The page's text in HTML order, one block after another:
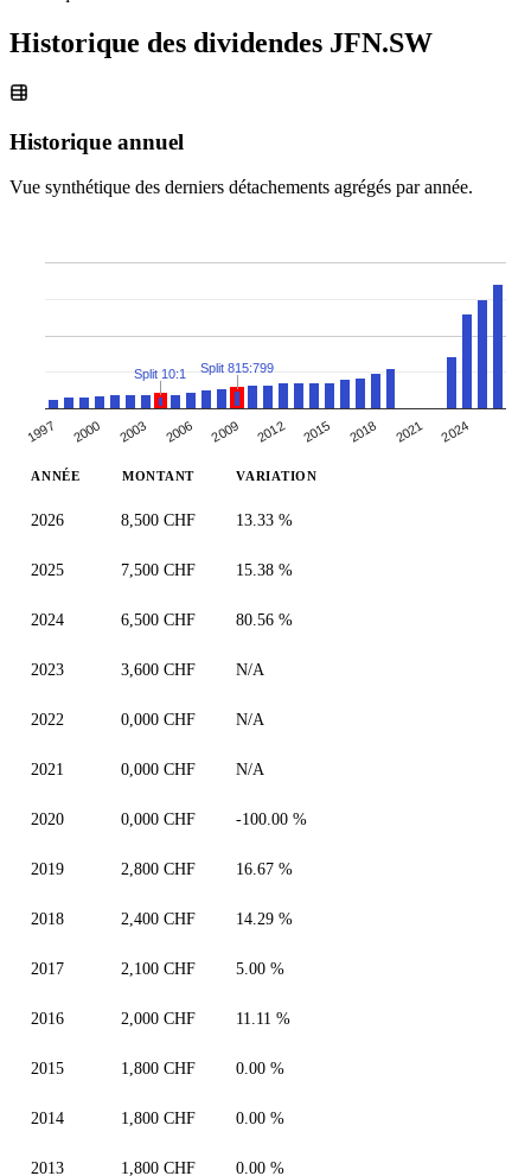
Historique des dividendes JFN.SW
Historique annuel
Vue synthétique des derniers détachements agrégés par année.
1997 2000 2003 2006 2009 2012 2015 2018 2021 2024
Split 10:1 Split 815:799
ANNÉE MONTANT VARIATION
2026 8,500 CHF 13.33 %
2025 7,500 CHF 15.38 %
2024 6,500 CHF 80.56 %
2023 3,600 CHF N/A
2022 0,000 CHF N/A
2021 0,000 CHF N/A
2020 0,000 CHF -100.00 %
2019 2,800 CHF 16.67 %
2018 2,400 CHF 14.29 %
2017 2,100 CHF 5.00 %
2016 2,000 CHF 11.11 %
2015 1,800 CHF 0.00 %
2014 1,800 CHF 0.00 %
2013 1,800 CHF 0.00 %